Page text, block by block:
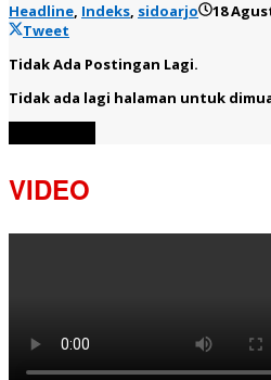
Headline, Indeks, sidoarjo 18
Tweet
Tidak Ada Postingan Lagi.
Tidak ada lagi halaman untuk
VIDEO